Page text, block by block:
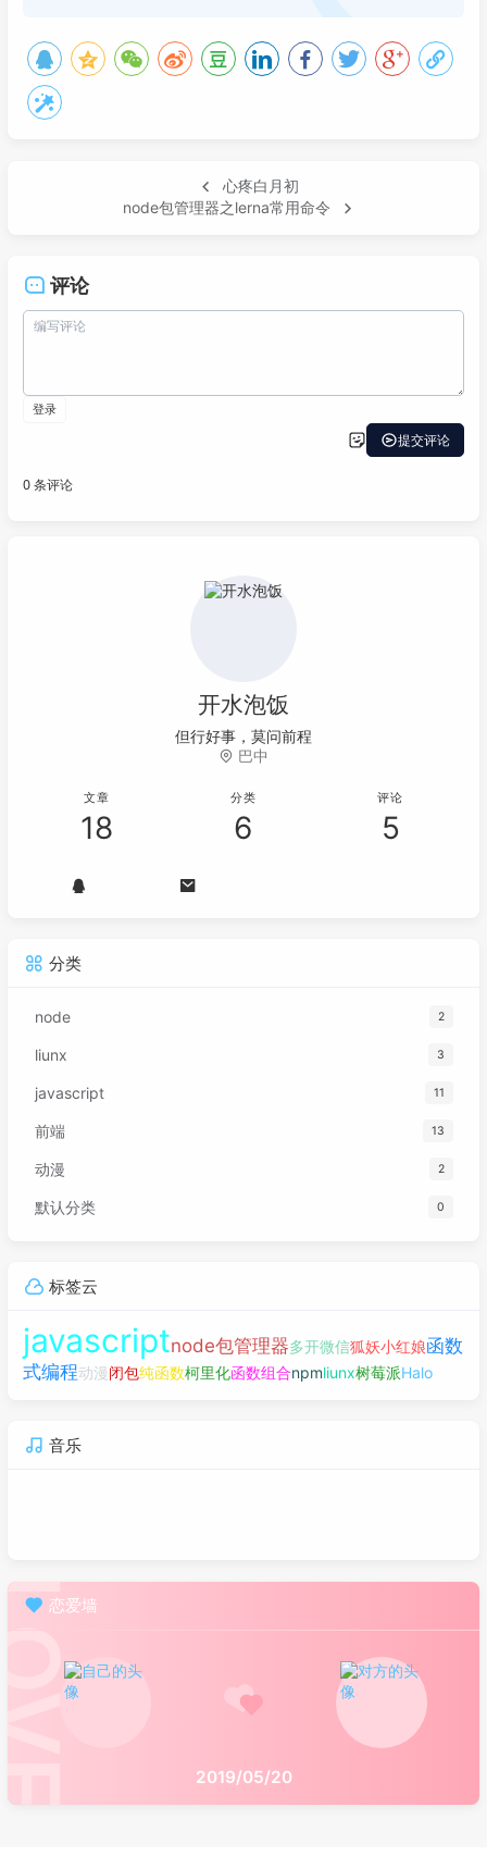
心疼白月初
node包管理器之lerna常用命令
评论
开水泡饭
但行好事，莫问前程
巴中
文章
18
分类
6
评论
5
分类
node 2
liunx 3
javascript 11
前端 13
动漫 2
默认分类 0
标签云
javascriptnode包管理器多开微信狐妖小红娘函数
式编程动漫闭包纯函数柯里化函数组合npmliunx树莓派Halo
音乐
恋爱墙
2019/05/20